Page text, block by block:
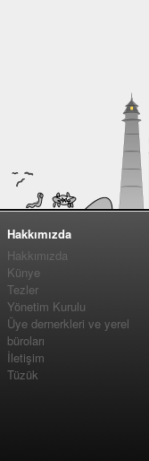
Hakkımızda
Hakkımızda
Künye
Tezler
Yönetim Kurulu
Üye dernerkleri ve yerel
büroları
İletişim
Tüzük